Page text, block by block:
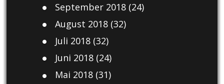
September 2018(24)
August 2018(32)
Juli 2018(32)
Juni 2018(24)
Mai 2018(31)